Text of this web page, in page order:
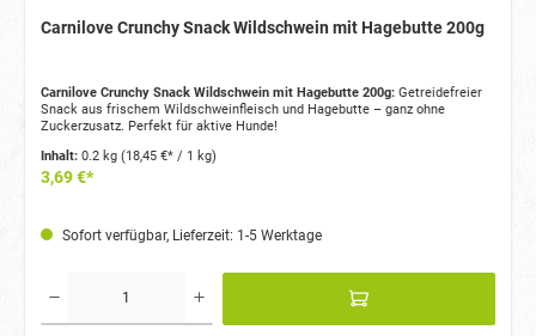
Carnilove Crunchy Snack Wildschwein mit Hagebutte 200g
Carnilove Crunchy Snack Wildschwein mit Hagebutte 200g: Getreidefreier
Snack aus frischem Wildschweinfleisch und Hagebutte – ganz ohne
Zuckerzusatz. Perfekt für aktive Hunde!
Inhalt: 0.2 kg (18,45 €* / 1 kg)
3,69 €*
Sofort verfügbar, Lieferzeit: 1-5 Werktage